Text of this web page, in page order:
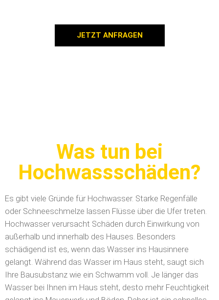
JETZT ANFRAGEN
Was tun bei
Hochwassschäden?
Es gibt viele Gründe für Hochwasser. Starke Regenfälle
oder Schneeschmelze lassen Flüsse über die Ufer treten.
Hochwasser verursacht Schäden durch Einwirkung von
außerhalb und innerhalb des Hauses. Besonders
schädigend ist es, wenn das Wasser ins Hausinnere
gelangt. Während das Wasser im Haus steht, saugt sich
Ihre Bausubstanz wie ein Schwamm voll. Je länger das
Wasser bei Ihnen im Haus steht, desto mehr Feuchtigkeit